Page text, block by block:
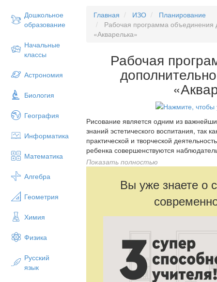
Дошкольное
образование
Начальные
классы
Астрономия
Биология
География
Информатика
Математика
Алгебра
Геометрия
Химия
Физика
Русский
язык
Главная ИЗО
Планирование
Рабочая программа объединения
«Акварелька»
Рабочая
Рисование является одним из
знаний эстетического воспитания, так
практической и творческой
ребенка совершенствуются
художественный вкус и творческие
развивает у себя определенные
ориентирование в пространстве,
умения и навыки: координация глаза и
Показать полностью
Вы уже знаете о